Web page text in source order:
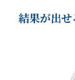
結果が出